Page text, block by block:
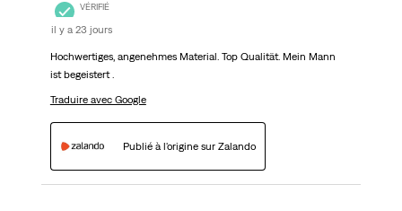
VÉRIFIÉ
il y a 23 jours
Hochwertiges, angenehmes Material. Top Qualität. Mein Mann
ist begeistert .
Traduire avec Google
Publié à l'origine sur Zalando